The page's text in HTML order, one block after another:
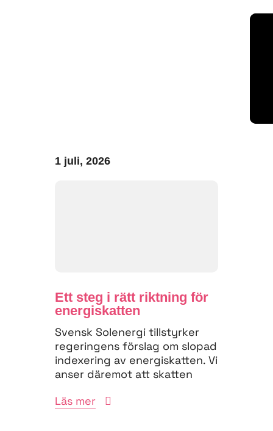
1 juli, 2026
Ett steg i rätt riktning för
energiskatten
Svensk Solenergi tillstyrker
regeringens förslag om slopad
indexering av energiskatten. Vi
anser däremot att skatten
att...
Läs mer